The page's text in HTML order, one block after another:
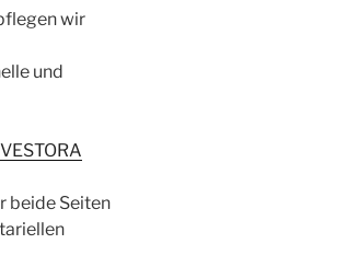
wir
und
beide Seiten